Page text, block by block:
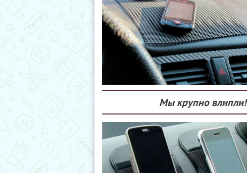
Мы крупно влипли!